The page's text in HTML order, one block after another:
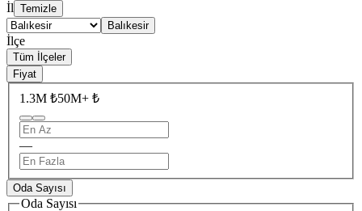
İl Temizle
Balıkesir
İlçe
Tüm İlçeler
Fiyat
1.3M ₺50M+ ₺
—
Oda Sayısı
Oda Sayısı